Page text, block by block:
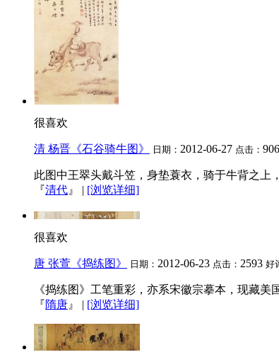
很喜欢
清 杨晋《石谷骑牛图》 日期： 2012-06-27 点击： 906
此图中王翠头戴斗笠，身垫蓑衣，骑于牛背之上
『清代 』 | [浏览详细]
很喜欢
唐 张萱《捣练图》 日期： 2012-06-23 点击： 2593 好
《捣练图》工笔重彩，亦系宋徽宗摹本，现藏
『隋唐 』 | [浏览详细]